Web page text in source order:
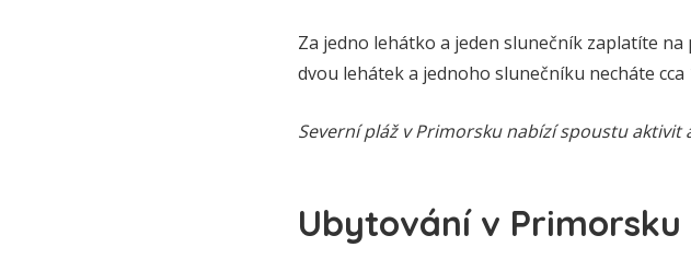
Za jedno lehátko a jeden slunečník zaplatíte
dvou lehátek a jednoho slunečníku necháte cca
Severní pláž v Primorsku nabízí spoustu aktivit
Ubytování v Primorsku